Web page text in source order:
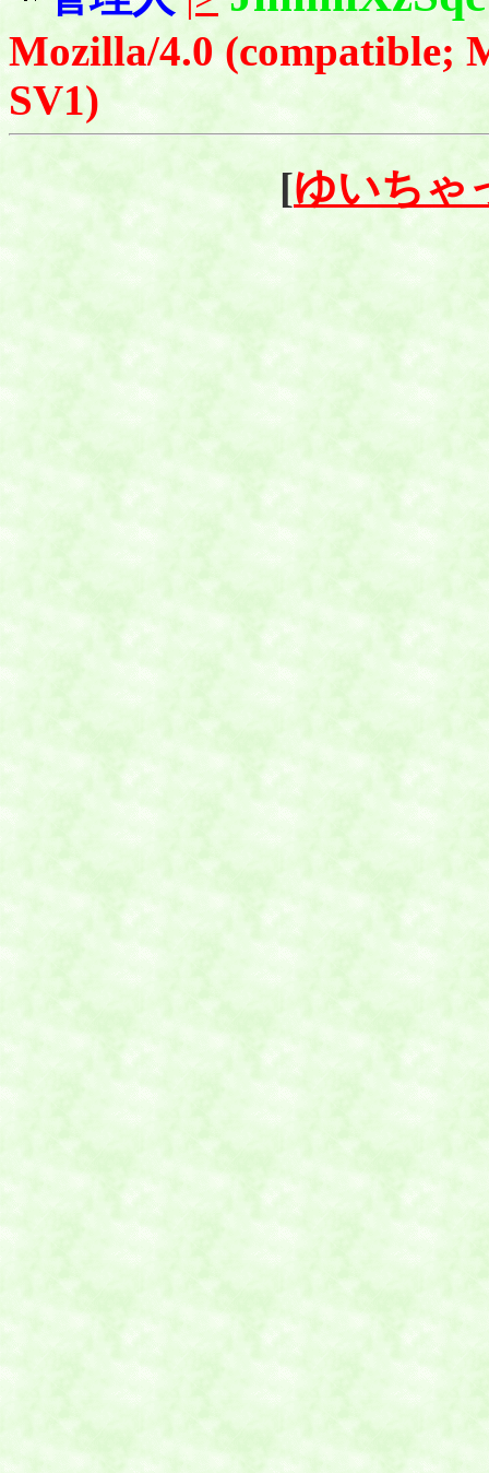
Mozilla/4.0 (compatible;
SV1)
[ゆいちゃ